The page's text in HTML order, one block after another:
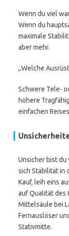
Wenn du viel
Wenn du
maximale
aber mehr.
„Welche
Schwere Tele-
höhere
einfachen
Unsicher bist
sich Stabilität in
Kauf, leih eins
auf Qualität des
Mittelsäule bei
Fernauslöser
Stativmitte.